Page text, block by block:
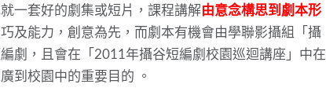
一套好的劇集或短片，課程講解由意念構思到劇本形
及能力，創意為先，而劇本有機會由學聯影攝組「攝
劇，且會在「2011年攝谷短編劇校園巡迴講座」中在
到校園中的重要目的 。